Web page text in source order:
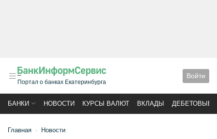
Портал о банках Екатеринбурга
Войти
БАНКИ НОВОСТИ КУРСЫ ВАЛЮТ ВКЛАДЫ ДЕБЕТОВЫЕ
Главная Новости